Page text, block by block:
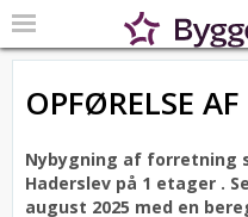
OPFØRELSE
Nybygning af forretning
Haderslev på 1 etager .
august 2025 med en